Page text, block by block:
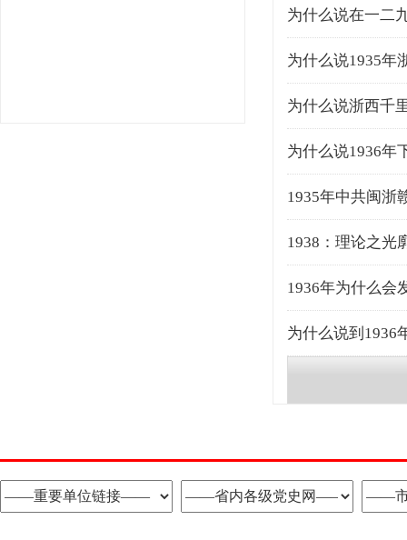
为什么说在一二
为什么说1935年
为什么说浙西千
为什么说1936年
1935年中共闽浙
1938：理论之光
1936年为什么会
为什么说到1936